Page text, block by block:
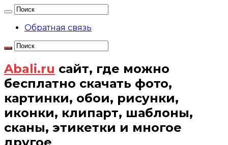
Обратная связь
Abali.ru сайт, где можно
бесплатно скачать фото,
картинки, обои, рисунки,
иконки, клипарт, шаблоны,
сканы, этикетки и многое